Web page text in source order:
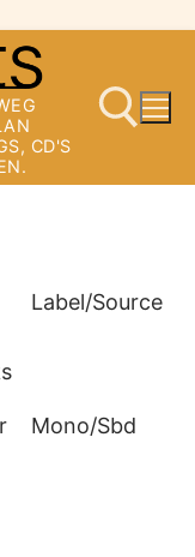
CD'S
Label/Source
Mono/Sbd